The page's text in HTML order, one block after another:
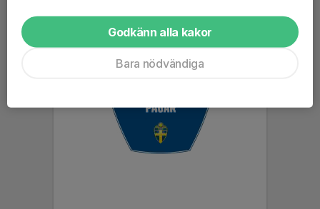
Godkänn alla kakor
Bara nödvändiga